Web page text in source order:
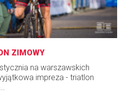
ZIMOWY
na warszawskich
impreza - triatlon